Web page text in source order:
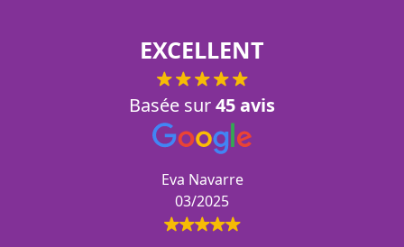
EXCELLENT
Basée sur45 avis
Eva Navarre
03/2025